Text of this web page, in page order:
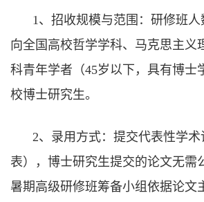
1、招收规模与范围：研修班人
向全国高校哲学学科、马克思主义
科青年学者（45岁以下，具有博士
校博士研究生。
2、录用方式：提交代表性学术
表），博士研究生提交的论文无需
暑期高级研修班筹备小组依据论文